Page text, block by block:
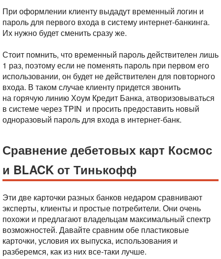
При оформлении клиенту выдадут временный логин и
пароль для первого входа в систему интернет-банкинга.
Их нужно будет сменить сразу же.
Стоит помнить, что временный пароль действителен лишь
1 раз, поэтому если не поменять пароль при первом его
использовании, он будет не действителен для повторного
входа. В таком случае клиенту придется звонить
на горячую линию Хоум Кредит Банка, атворизовываться
в системе через TPIN и просить предоставить новый
одноразовый пароль для входа в интернет-банк.
Сравнение дебетовых карт Космос
и BLACK от Тинькофф
Эти две карточки разных банков недаром сравнивают
эксперты, клиенты и простые потребители. Они очень
похожи и предлагают владельцам максимальный спектр
возможностей. Давайте сравним обе пластиковые
карточки, условия их выпуска, использования и
разберемся, как из них все-таки лучше.